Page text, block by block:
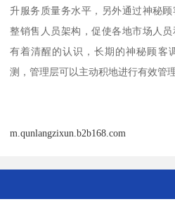
升服务质量务水平，另外通过神秘
整销售人员架构，促使各地市场人
有着清醒的认识，长期的神秘顾客
测，管理层可以主动积地进行有效管理
m.qunlangzixun.b2b168.com